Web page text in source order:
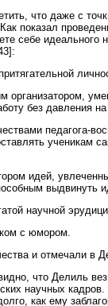
что даже с
показал
себе идеального
организатором,
без давления
педагога-
ученикам
идей,
выдвинуть
научной
с юмором.
и отмечали в
что Делиль
научных
как ему